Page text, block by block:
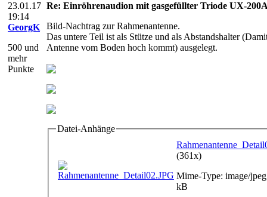
23.01.17
19:14
GeorgK
500 und
mehr
Punkte
Re: Einröhrenaudion mit gasgefüllter Triode UX-
Bild-Nachtrag zur Rahmenantenne.
Das untere Teil ist als Stütze und als Abstandshalter
Antenne vom Boden hoch kommt) ausgelegt.
Datei-Anhänge
(361x)
Mime-Type: image/
kB